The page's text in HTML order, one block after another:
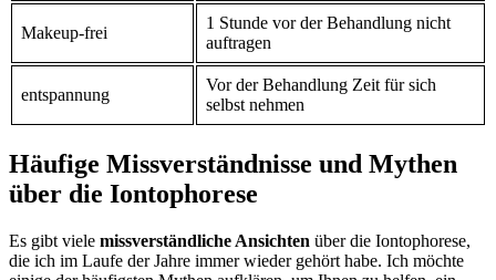
Makeup-frei
1 Stunde vor der Behandlung nicht
auftragen
entspannung
Vor der Behandlung Zeit für sich
selbst nehmen
Häufige Missverständnisse und Mythen
über die Iontophorese
Es gibt viele missverständliche Ansichten über die Iontophorese,
die ich im Laufe der Jahre immer wieder gehört habe. Ich möchte